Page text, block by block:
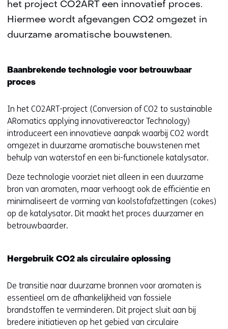
het project CO2ART een innovatief proces.
Hiermee wordt afgevangen CO2 omgezet in
duurzame aromatische bouwstenen.
Baanbrekende technologie voor betrouwbaar
proces
In het CO2ART-project (Conversion of CO2 to sustainable
ARomatics applying innovativereactor Technology)
introduceert een innovatieve aanpak waarbij CO2 wordt
omgezet in duurzame aromatische bouwstenen met
behulp van waterstof en een bi-functionele katalysator.
Deze technologie voorziet niet alleen in een duurzame
bron van aromaten, maar verhoogt ook de efficiëntie en
minimaliseert de vorming van koolstofafzettingen (cokes)
op de katalysator. Dit maakt het proces duurzamer en
betrouwbaarder.
Hergebruik CO2 als circulaire oplossing
De transitie naar duurzame bronnen voor aromaten is
essentieel om de afhankelijkheid van fossiele
brandstoffen te verminderen. Dit project sluit aan bij
bredere initiatieven op het gebied van circulaire